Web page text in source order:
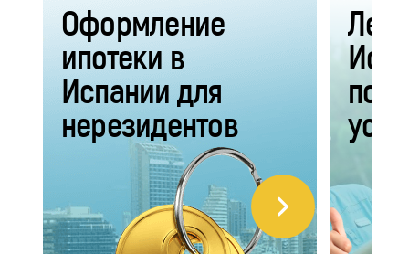
Оформление
ипотеки в
Испании для
нерезидентов
по